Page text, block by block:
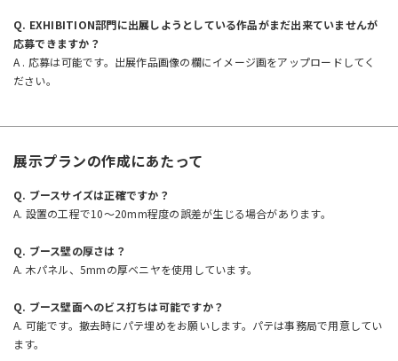
Q. EXHIBITION部門に出展しようとしている作品がまだ出来ていませんが
応募できますか？
A . 応募は可能です。出展作品画像の欄にイメージ画をアップロードしてく
ださい。
展示プランの作成にあたって
Q. ブースサイズは正確ですか？
A. 設置の工程で10〜20mm程度の誤差が生じる場合があります。
Q. ブース壁の厚さは？
A. 木パネル、5mmの厚ベニヤを使用しています。
Q. ブース壁面へのビス打ちは可能ですか？
A. 可能です。撤去時にパテ埋めをお願いします。パテは事務局で用意してい
ます。